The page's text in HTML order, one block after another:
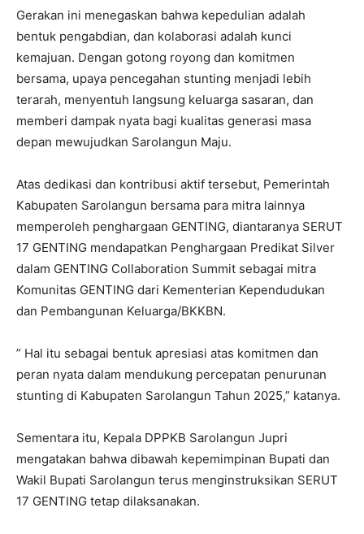
Gerakan ini menegaskan bahwa kepedulian adalah
bentuk pengabdian, dan kolaborasi adalah kunci
kemajuan. Dengan gotong royong dan komitmen
bersama, upaya pencegahan stunting menjadi lebih
terarah, menyentuh langsung keluarga sasaran, dan
memberi dampak nyata bagi kualitas generasi masa
depan mewujudkan Sarolangun Maju.
Atas dedikasi dan kontribusi aktif tersebut, Pemerintah
Kabupaten Sarolangun bersama para mitra lainnya
memperoleh penghargaan GENTING, diantaranya SERUT
17 GENTING mendapatkan Penghargaan Predikat Silver
dalam GENTING Collaboration Summit sebagai mitra
Komunitas GENTING dari Kementerian Kependudukan
dan Pembangunan Keluarga/BKKBN.
” Hal itu sebagai bentuk apresiasi atas komitmen dan
peran nyata dalam mendukung percepatan penurunan
stunting di Kabupaten Sarolangun Tahun 2025,” katanya.
Sementara itu, Kepala DPPKB Sarolangun Jupri
mengatakan bahwa dibawah kepemimpinan Bupati dan
Wakil Bupati Sarolangun terus menginstruksikan SERUT
17 GENTING tetap dilaksanakan.